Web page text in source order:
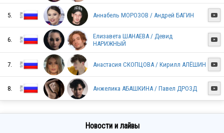
RUS
RUS
RUS
5. Аннабель МОРОЗОВ / Андрей БАГИН 
6.
Елизавета ШАНАЕВА / Девид
НАРИЖНЫЙ

7. Анастасия СКОПЦОВА / Кирилл АЛЁШИН 
8. Анжелика АБАШКИНА / Павел ДРОЗД 
Новости и лайвы